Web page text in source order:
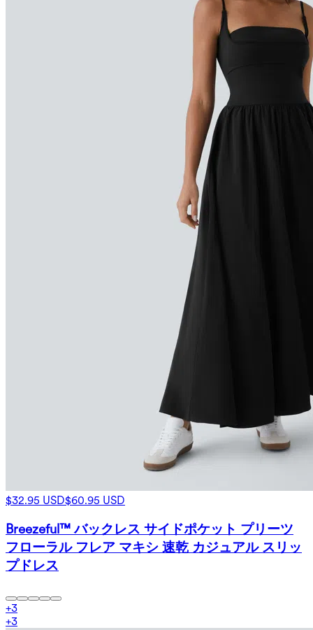
$32.95 USD$60.95 USD
Breezeful™ バックレス サイドポケット プリーツ
フローラル フレア マキシ 速乾 カジュアル スリッ
プドレス
+3
+3